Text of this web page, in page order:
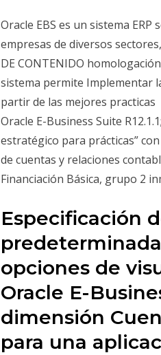
Oracle EBS es un sistema
empresas de diversos
DE CONTENIDO
sistema permite Implementar
partir de las mejores practicas
Oracle E-Business Suite
estratégico para prácticas”
de cuentas y relaciones
Financiación Básica, grupo 2
Especificación
opciones de
Oracle E-
dimensión
para una